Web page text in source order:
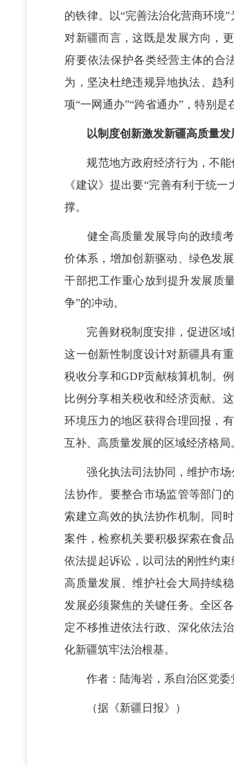
的铁律。以“完善法治化营商环境
对新疆而言，这既是发展方向，
府要依法保护各类经营主体的合
为，坚决杜绝违规异地执法、趋
项“一网通办”“跨省通办”，特别
以制度创新激发新疆高质量
规范地方政府经济行为，不能仅
《建议》提出要“完善有利于统
撑。
健全高质量发展导向的政绩考
价体系，增加创新驱动、绿色发
干部把工作重心放到提升发展质
争”的冲动。
完善财税制度安排，促进区域
这一创新性制度设计对新疆具有
税收分享和GDP贡献核算机制。
比例分享相关税收和经济贡献。
环境压力的地区获得合理回报，
互补、高质量发展的区域经济格局
强化执法司法协同，维护市场
法协作。要整合市场监管等部门
索建立高效的执法协作机制。同
案件，检察机关要积极探索在食
依法提起诉讼，以司法的刚性约
高质量发展、维护社会大局持续
发展必须聚焦的关键任务。全区
定不移推进依法行政、深化依法
化新疆筑牢法治根基。
作者：陆海岩，系自治区党委
（据《新疆日报》）